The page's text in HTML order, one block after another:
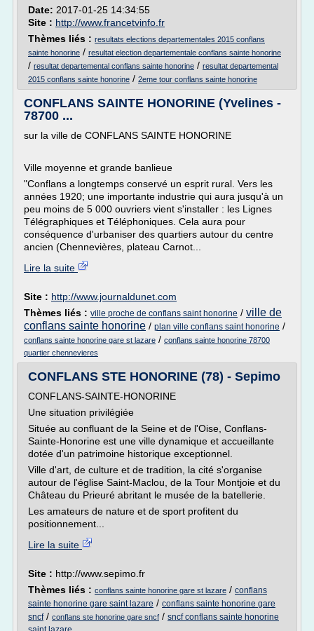
Date: 2017-01-25 14:34:55
Site : http://www.francetvinfo.fr
Thèmes liés : resultats elections departementales 2015 conflans
sainte honorine / resultat election departementale conflans sainte honorine
/ resultat departemental conflans sainte honorine / resultat departemental
2015 conflans sainte honorine / 2eme tour conflans sainte honorine
CONFLANS SAINTE HONORINE (Yvelines -
78700 ...
sur la ville de CONFLANS SAINTE HONORINE
Ville moyenne et grande banlieue
"Conflans a longtemps conservé un esprit rural. Vers les
années 1920; une importante industrie qui aura jusqu'à un
peu moins de 5 000 ouvriers vient s'installer : les Lignes
Télégraphiques et Téléphoniques. Cela aura pour
conséquence d'urbaniser des quartiers autour du centre
ancien (Chennevières, plateau Carnot...
Lire la suite
Site : http://www.journaldunet.com
Thèmes liés : ville proche de conflans saint honorine / ville de
conflans sainte honorine / plan ville conflans saint honorine /
conflans sainte honorine gare st lazare / conflans sainte honorine 78700
quartier chennevieres
CONFLANS STE HONORINE (78) - Sepimo
CONFLANS-SAINTE-HONORINE
Une situation privilégiée
Située au confluant de la Seine et de l'Oise, Conflans-
Sainte-Honorine est une ville dynamique et accueillante
dotée d'un patrimoine historique exceptionnel.
Ville d'art, de culture et de tradition, la cité s'organise
autour de l'église Saint-Maclou, de la Tour Montjoie et du
Château du Prieuré abritant le musée de la batellerie.
Les amateurs de nature et de sport profitent du
positionnement...
Lire la suite
Site : http://www.sepimo.fr
Thèmes liés : conflans sainte honorine gare st lazare / conflans
sainte honorine gare saint lazare / conflans sainte honorine gare
sncf/ conflans ste honorine gare sncf / sncf conflans sainte honorine